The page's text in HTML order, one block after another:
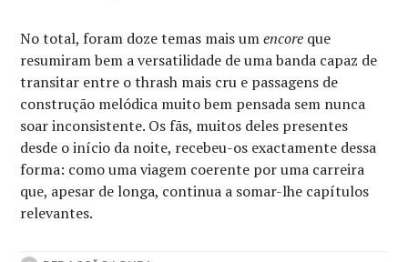
No total, foram doze temas mais umencore que
resumiram bem a versatilidade de uma banda capaz de
transitar entre o thrash mais cru e passagens de
construção melódica muito bem pensada sem nunca
soar inconsistente. Os fãs, muitos deles presentes
desde o início da noite, recebeu-os exactamente dessa
forma: como uma viagem coerente por uma carreira
que, apesar de longa, continua a somar-lhe capítulos
relevantes.